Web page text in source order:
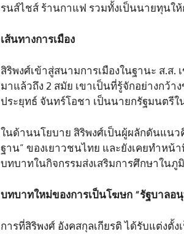
รนส์ไชส์ ร้านกาแฟ รวมทั้งเป็นนายทุนใ
เส้นทางการเมือง
สิริพงศ์เข้าสู่สนามการเมืองในฐานะ ส.ส.
มาแล้วถึง 2 สมัย เขาเป็นที่รู้จักอย่างกว้า
ประยุทธ์ จันทร์โอชา เป็นนายกรัฐมนตรี
ในด้านนโยบาย สิริพงศ์เป็นผู้ผลักดันแนว
ฐาน” ของเยาวชนไทย และยังเคยทำหน้
บทบาทในกิจกรรมส่งเสริมการศึกษาในภู
บทบาทใหม่ของการเป็นโฆษก “รัฐบาลอ
การที่สิริพงศ์ อังคสกุลเกียรติ ได้รับแต่ง